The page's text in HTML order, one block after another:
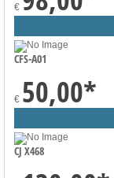
€
CFS-A01
€ 50,00*
CJ X468